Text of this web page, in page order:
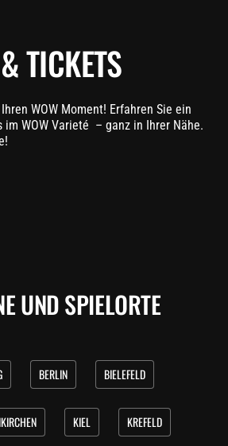
TICKETS
WOW Moment! Erfahren Sie ein
WOW Varieté – ganz in Ihrer Nähe.
UND SPIELORTE
BERLIN BIELEFELD
KIEL KREFELD